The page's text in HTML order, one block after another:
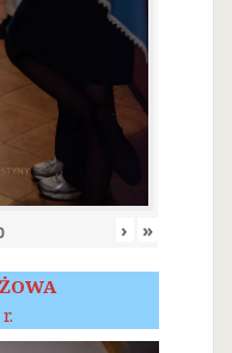
› »